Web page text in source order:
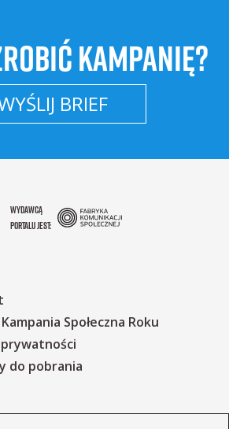
KAMPANIĘ?
BRIEF
WYDAWCĄ
PORTALU JEST:
Społeczna Roku
do pobrania